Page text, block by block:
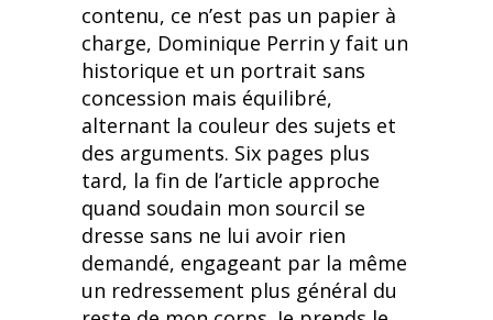
contenu, ce n’est pas un papier à
charge, Dominique Perrin y fait un
historique et un portrait sans
concession mais équilibré,
alternant la couleur des sujets et
des arguments. Six pages plus
tard, la fin de l’article approche
quand soudain mon sourcil se
dresse sans ne lui avoir rien
demandé, engageant par la même
un redressement plus général du